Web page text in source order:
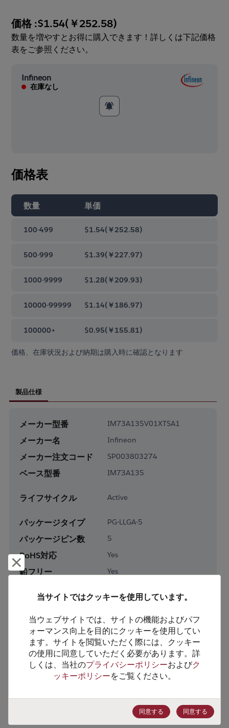
価格 :$1.54(￥252.58)
数量を増やすとお得に購入できます！詳しくは下記価格
表をご参照ください。
Infineon
在庫なし
価格表
数量 単価
100-499 $1.54(￥252.58)
500-999 $1.39(￥227.97)
1000-9999 $1.28(￥209.93)
10000-99999 $1.14(￥186.97)
100000+ $0.95(￥155.81)
価格、在庫状況および納期は購入時に確認となります
製品仕様
メーカー型番 IM73A135V01XTSA1
メーカー名 Infineon
メーカー注文コード SP003803274
ベース型番 IM73A135
ライフサイクル Active
パッケージタイプ PG-LLGA-5
パッケージピン数 5
RoHS対応 Yes
鉛フリー Yes
1000
製品カテゴリー Analog & Mixed Signal
製品サブカテゴリー Special Analog Function
製品グループ Other Analog Functions
却下して閉じる
当サイトではクッキーを使用しています。
当ウェブサイトでは、サイトの機能およびパフ
ォーマンス向上を目的にクッキーを使用してい
ます。サイトを閲覧いただく際には、クッキー
の使用に同意していただく必要があります。詳
しくは、当社のプライバシーポリシーおよびク
ッキーポリシーをご覧ください。
同意する 同意する